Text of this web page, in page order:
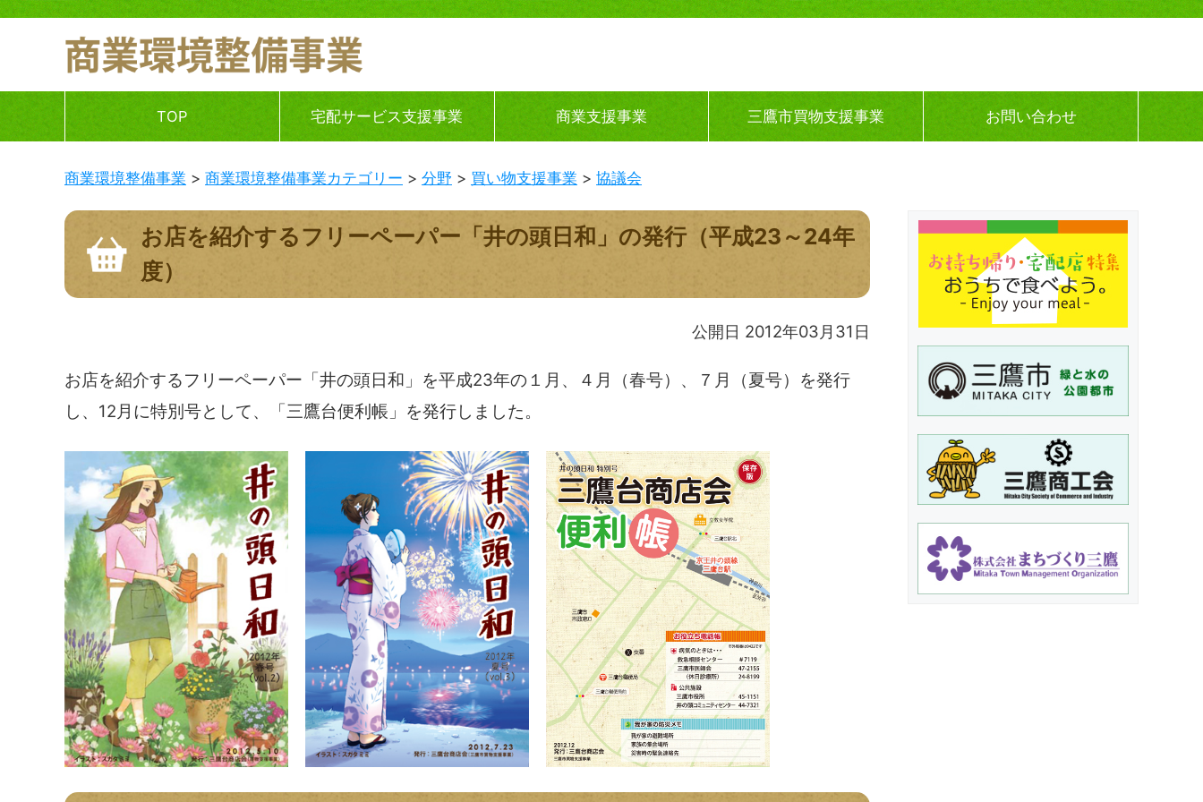
TOP 宅配サービス支援事業 商業支援事業 三鷹市買物支援事業 お問い合わせ
商業環境整備事業 商業環境整備事業カテゴリー 分野 買い物支援事業 協議会
お店を紹介するフリーペーパー「井の頭日和」の発行（平成23～24年
度）
公開日 2012年03月31日
お店を紹介するフリーペーパー「井の頭日和」を平成23年の１月、４月（春号）、７月（夏号）を発行
し、12月に特別号として、「三鷹台便利帳」を発行しました。